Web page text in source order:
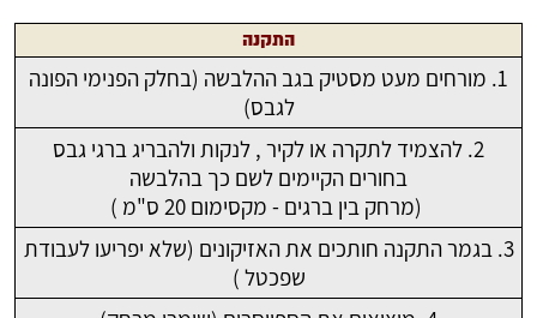
התקנה
1. מורחים מעט מסטיק בגב ההלבשה (בחלק הפנימי הפונה
לגבס)
2. להצמיד לתקרה או לקיר , לנקות ולהבריג ברגי גבס
בחורים הקיימים לשם כך בהלבשה
(מרחק בין ברגים - מקסימום 20 ס"מ )
3. בגמר התקנה חותכים את האזיקונים (שלא יפריעו לעבודת
שפכטל )